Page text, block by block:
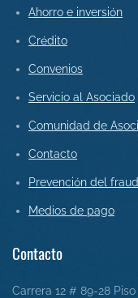
Ahorro e inversión
Crédito
Convenios
Servicio al Asociado
Comunidad de
Contacto
Prevención del
Medios de pago
Contacto
Carrera 12 # 89-28 Piso